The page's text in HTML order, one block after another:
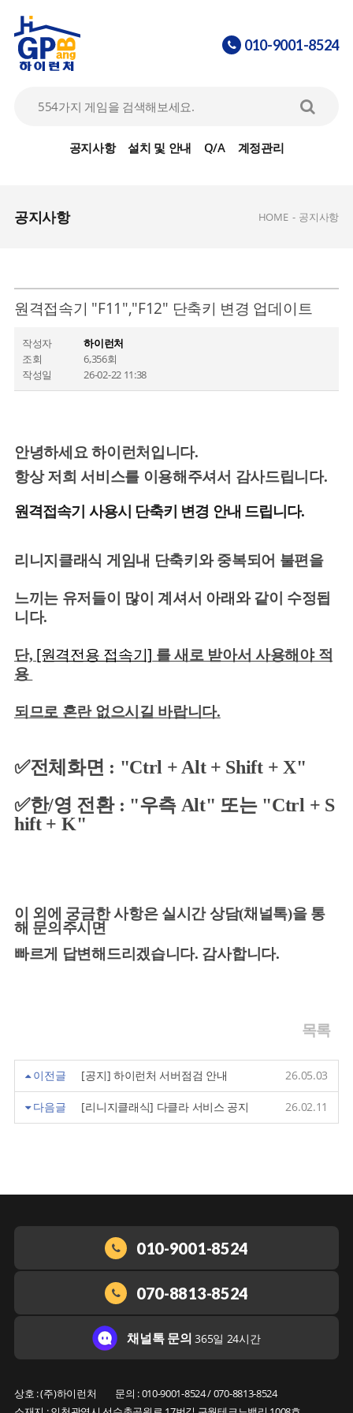
공지사항 설치 및 안내 Q/A 계정관리
010-9001-8524
공지사항 HOME - 공지사항
원격접속기 "F11","F12" 단축키 변경 업데이트
작성자
하이런처
조회
6,356회
작성일
26-02-22 11:38
안녕하세요 하이런처입니다.
항상 저희 서비스를 이용해주셔서 감사드립니다.
원격접속기 사용시 단축키 변경 안내 드립니다.
리니지클래식 게임내 단축키와 중복되어 불편을
느끼는 유저들이 많이 계셔서 아래와 같이 수정됩
니다.
단, [원격전용 접속기] 를 새로 받아서 사용해야 적
용
되므로 혼란 없으시길 바랍니다.
✅전체화면 : "Ctrl + Alt + Shift + X"
✅한/영 전환 : "우측 Alt" 또는 "Ctrl + S
hift + K"
이 외에 궁금한 사항은 실시간 상담(채널톡)을 통
해 문의주시면
빠르게 답변해드리겠습니다. 감사합니다.
목록
이전글 [공지] 하이런처 서버점검 안내 26.05.03
다음글 [리니지클래식] 다클라 서비스 공지 26.02.11
상호 : (주)하이런처
문의 : 010-9001-8524 / 070-8813-8524
010-9001-8524
070-8813-8524
채널톡 문의365일 24시간